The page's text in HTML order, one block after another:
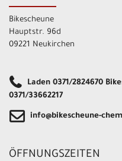
Bikescheune
Hauptstr. 96d
09221 Neukirchen
Laden 0371/2824670
0371/33662217
info@bikescheune-
ÖFFNUNGSZEITEN